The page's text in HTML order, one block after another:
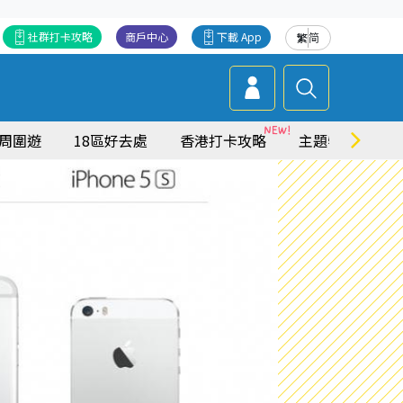
繁简
下載 App
商戶中心
社群打卡攻略
圍遊 18區好去處 香港打卡攻略 主題特集